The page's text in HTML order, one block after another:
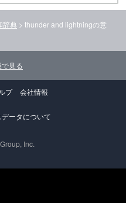
辞典 > thunder and lightningの意
見る
プ 会社情報
ータについて
Inc.